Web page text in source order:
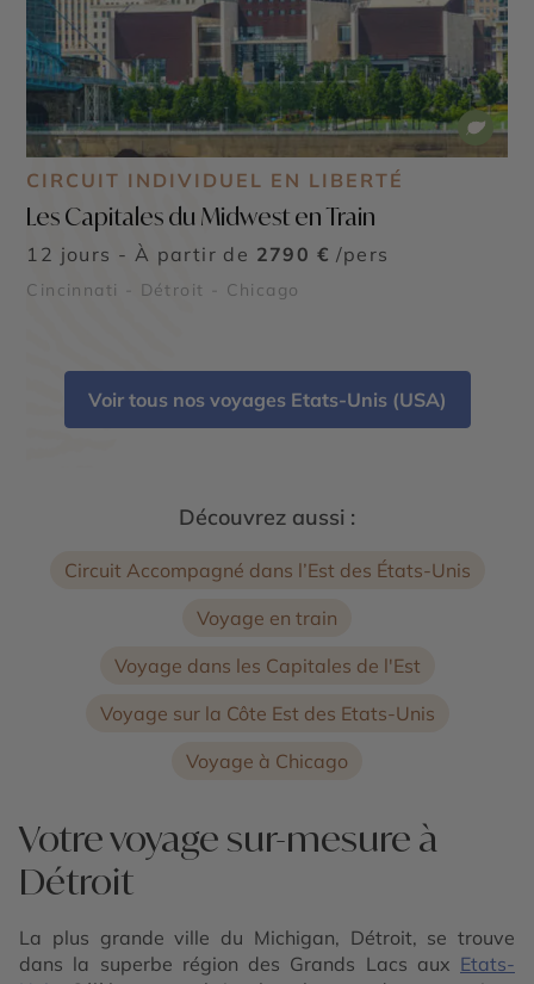
CIRCUIT INDIVIDUEL EN LIBERTÉ
Les Capitales du Midwest en Train
12 jours - À partir de 2790 € /pers
Cincinnati - Détroit - Chicago
Voir tous nos voyages Etats-Unis (USA)
Découvrez aussi :
Circuit Accompagné dans l’Est des États-Unis
Voyage en train
Voyage dans les Capitales de l'Est
Voyage sur la Côte Est des Etats-Unis
Voyage à Chicago
Votre voyage sur-mesure à
Détroit
La plus grande ville du Michigan, Détroit, se trouve
dans la superbe région des Grands Lacs aux Etats-